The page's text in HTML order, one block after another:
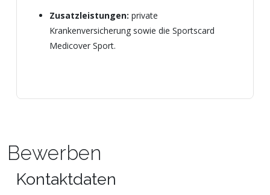
Zusatzleistungen: private
Krankenversicherung sowie die Sportscard
Medicover Sport.
Bewerben
Kontaktdaten